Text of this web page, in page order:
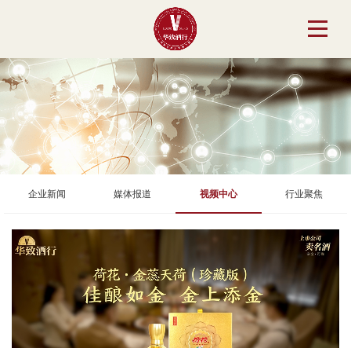
企业新闻 媒体报道 视频中心 行业聚焦